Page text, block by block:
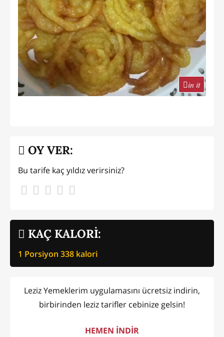
in it
KAÇ KALORİ:
1 Porsiyon 338 kalori
OY VER:
Bu tarife kaç yıldız verirsiniz?
Leziz Yemeklerim uygulamasını ücretsiz indirin,
birbirinden leziz tarifler cebinize gelsin!
HEMEN İNDİR